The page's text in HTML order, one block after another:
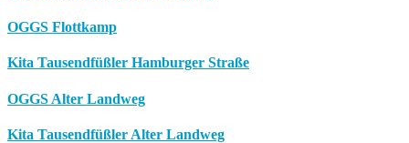
OGGS Flottkamp
Kita Tausendfüßler Hamburger Straße
OGGS Alter Landweg
Kita Tausendfüßler Alter Landweg